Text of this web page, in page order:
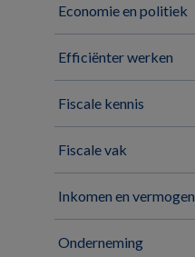
Economie en politiek
Efficiënter werken
Fiscale kennis
Fiscale vak
Inkomen en vermogen
Onderneming